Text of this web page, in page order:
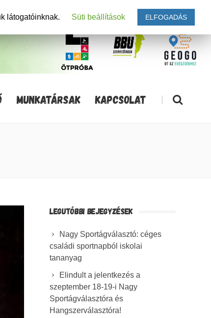
MUNKATÁRSAK KAPCSOLAT |
LEGUTÓBBI BEJEGYZÉSEK
Nagy Sportágválasztó: céges
családi sportnapból iskolai
tananyag
Elindult a jelentkezés a
szeptember 18-19-i Nagy
Sportágválasztóra és
Hangszerválasztóra!
látogatóinknak. Süti beállítások ELFOGADÁS